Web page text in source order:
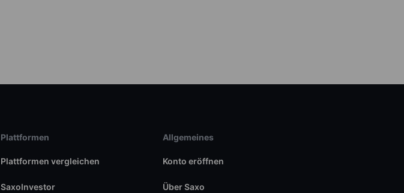
Plattformen
Plattformen vergleichen
SaxoInvestor
Allgemeines
Konto eröffnen
Über Saxo